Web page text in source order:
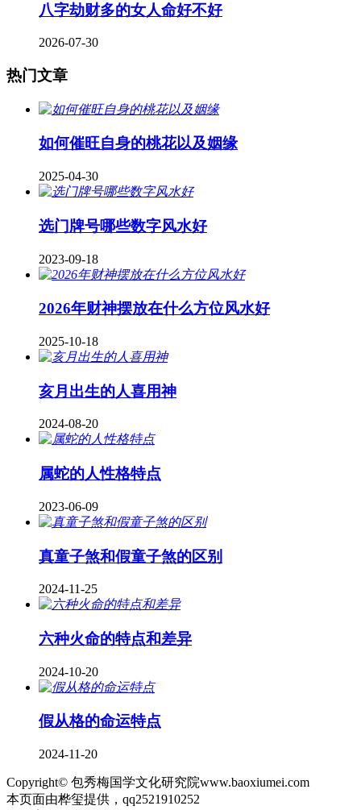
八字劫财多的女人命好不好
2026-07-30
热门文章
如何催旺自身的桃花以及姻缘
2025-04-30
​选门牌号哪些数字风水好
2023-09-18
2026年财神摆放在什么方位风水好
2025-10-18
亥月出生的人喜用神
2024-08-20
属蛇的人性格特点
2023-06-09
真童子煞和假童子煞的区别
2024-11-25
六种火命的特点和差异
2024-10-20
假从格的命运特点
2024-11-20
Copyright© 包秀梅国学文化研究院www.baoxiumei.com
本页面由桦玺提供，qq2521910252